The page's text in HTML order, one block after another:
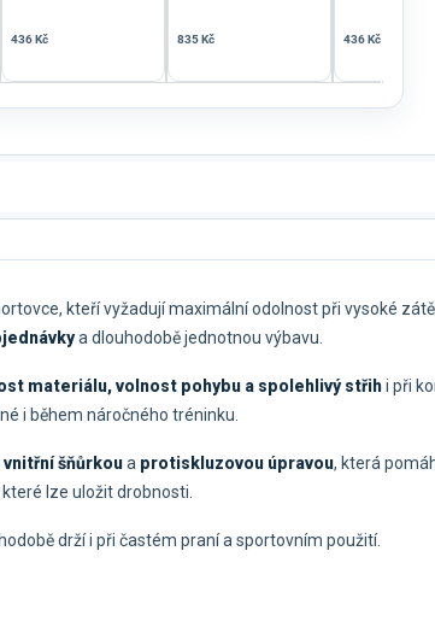
436 Kč 835 Kč 436 Kč
kteří vyžadují maximální odolnost při vysoké
a dlouhodobě jednotnou výbavu.
materiálu, volnost pohybu a spolehlivý střihi při
i během náročného tréninku.
šňůrkoua protiskluzovou úpravou, která
které lze uložit drobnosti.
drží i při častém praní a sportovním použití.